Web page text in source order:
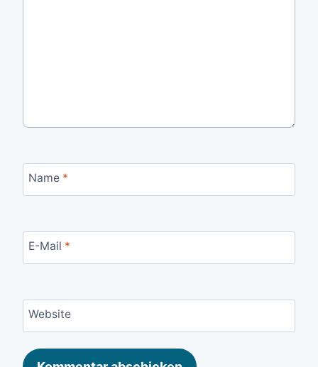
Name *
E-Mail *
Website